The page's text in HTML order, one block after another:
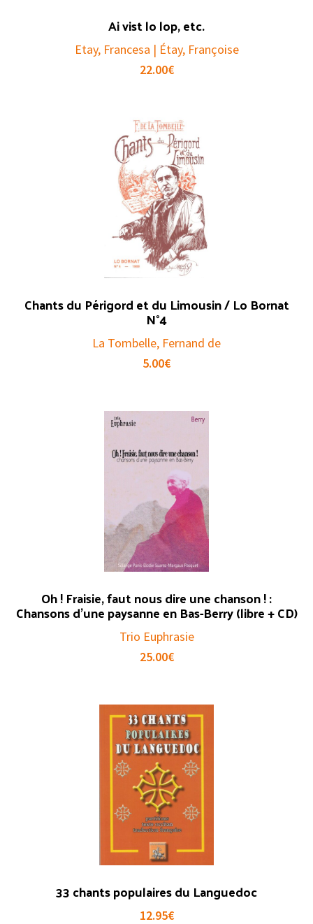
Ai vist lo lop, etc.
Etay, Francesa | Étay, Françoise
22.00€
Chants du Périgord et du Limousin / Lo Bornat
N°4
La Tombelle, Fernand de
5.00€
Oh ! Fraisie, faut nous dire une chanson ! :
Chansons d’une paysanne en Bas-Berry (libre + CD)
Trio Euphrasie
25.00€
33 chants populaires du Languedoc
12.95€